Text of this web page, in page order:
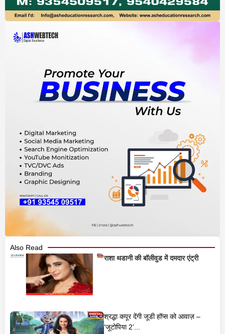
Also Read
राशा थडानी की बॉलीवुड में दमदार एंट्री
श्रद्धा कपूर देंगी जूडी हॉप्स को आवाज़ –
‘जूटोपिया 2’...